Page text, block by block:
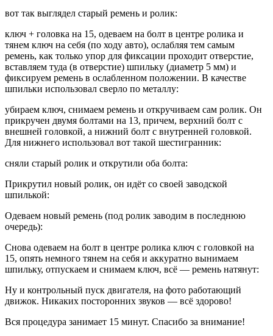
вот так выглядел старый ремень и ролик:
ключ + головка на 15, одеваем на болт в центре ролика и
тянем ключ на себя (по ходу авто), ослабляя тем самым
ремень, как только упор для фиксации проходит отверстие,
вставляем туда (в отверстие) шпильку (диаметр 5 мм) и
фиксируем ремень в ослабленном положении. В качестве
шпильки использовал сверло по металлу:
убираем ключ, снимаем ремень и откручиваем сам ролик. Он
прикручен двумя болтами на 13, причем, верхний болт с
внешней головкой, а нижний болт с внутренней головкой.
Для нижнего использовал вот такой шестигранник:
сняли старый ролик и открутили оба болта:
Прикрутил новый ролик, он идёт со своей заводской
шпилькой:
Одеваем новый ремень (под ролик заводим в последнюю
очередь):
Снова одеваем на болт в центре ролика ключ с головкой на
15, опять немного тянем на себя и аккуратно вынимаем
шпильку, отпускаем и снимаем ключ, всё — ремень натянут:
Ну и контрольный пуск двигателя, на фото работающий
движок. Никаких посторонних звуков — всё здорово!
Вся процедура занимает 15 минут. Спасибо за внимание!